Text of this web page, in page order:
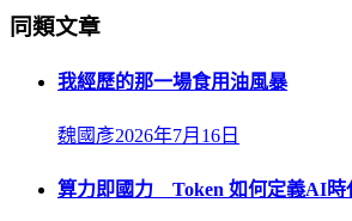
同類文章
我經歷的那一場食用油風暴
魏國彥2026年7月16日
算力即國力 Token 如何定義AI時